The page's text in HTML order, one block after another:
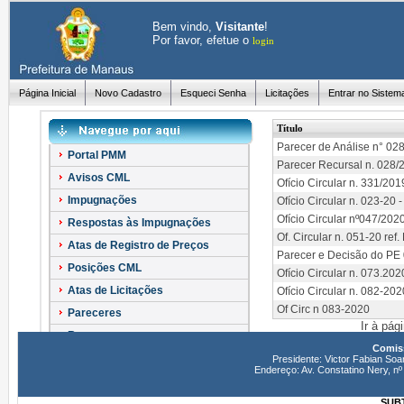
Bem vindo, Visitante!
Por favor, efetue o login
Página Inicial Novo Cadastro Esqueci Senha Licitações Entrar no
Portal PMM
Avisos CML
Impugnações
Respostas às Impugnações
Atas de Registro de Preços
Posições CML
Atas de Licitações
Pareceres
Recursos
Título
Parecer de Análise n°
Parecer Recursal n. 028/
Ofício Circular n. 331/
Ofício Circular n. 023-20
Ofício Circular nº047/
Of. Circular n. 051-20
Parecer e Decisão do
Ofício Circular n.
Ofício Circular n. 082-
Of Circ n 083-2020
Ir à
Presidente: Victor Fabian
Endereço: Av. Constatino Nery,